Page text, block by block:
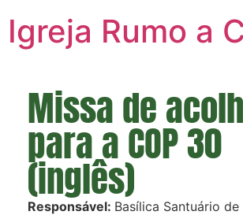
Igreja Rumo a
Missa de
para a COP 30
(inglês)
Responsável: Basílica Santuário de